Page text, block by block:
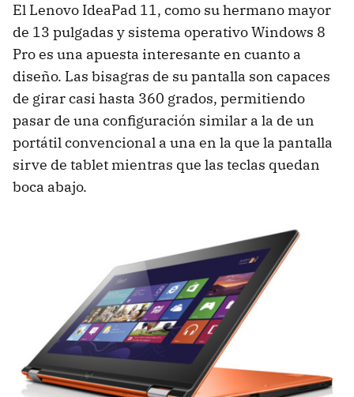
El Lenovo IdeaPad 11, como su hermano mayor
de 13 pulgadas y sistema operativo Windows 8
Pro es una apuesta interesante en cuanto a
diseño. Las bisagras de su pantalla son capaces
de girar casi hasta 360 grados, permitiendo
pasar de una configuración similar a la de un
portátil convencional a una en la que la pantalla
sirve de tablet mientras que las teclas quedan
boca abajo.